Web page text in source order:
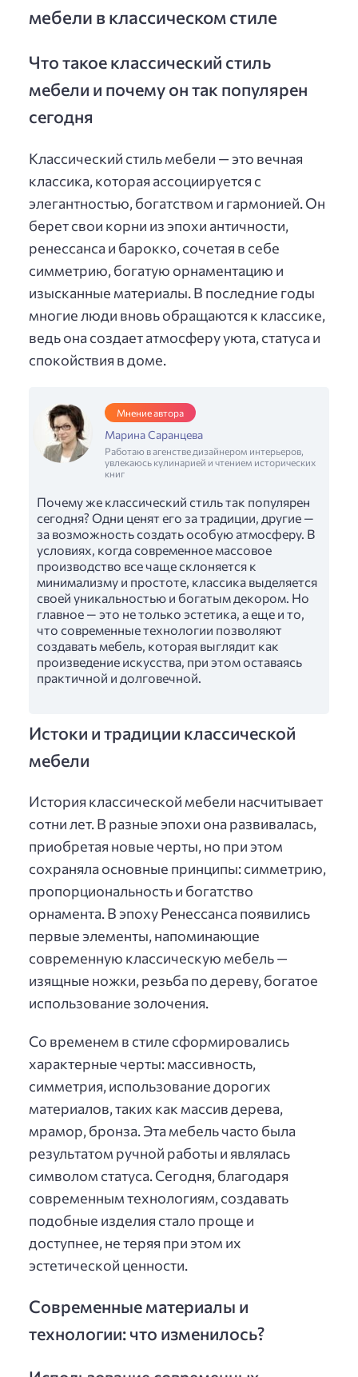
мебели в классическом стиле
Что такое классический стиль
мебели и почему он так популярен
сегодня
Классический стиль мебели — это вечная
классика, которая ассоциируется с
элегантностью, богатством и гармонией. Он
берет свои корни из эпохи античности,
ренессанса и барокко, сочетая в себе
симметрию, богатую орнаментацию и
изысканные материалы. В последние годы
многие люди вновь обращаются к классике,
ведь она создает атмосферу уюта, статуса и
спокойствия в доме.
Мнение автора
Марина Саранцева
Работаю в агенстве дизайнером интерьеров,
увлекаюсь кулинарией и чтением исторических
книг
Почему же классический стиль так популярен
сегодня? Одни ценят его за традиции, другие —
за возможность создать особую атмосферу. В
условиях, когда современное массовое
производство все чаще склоняется к
минимализму и простоте, классика выделяется
своей уникальностью и богатым декором. Но
главное — это не только эстетика, а еще и то,
что современные технологии позволяют
создавать мебель, которая выглядит как
произведение искусства, при этом оставаясь
практичной и долговечной.
Истоки и традиции классической
мебели
История классической мебели насчитывает
сотни лет. В разные эпохи она развивалась,
приобретая новые черты, но при этом
сохраняла основные принципы: симметрию,
пропорциональность и богатство
орнамента. В эпоху Ренессанса появились
первые элементы, напоминающие
современную классическую мебель —
изящные ножки, резьба по дереву, богатое
использование золочения.
Со временем в стиле сформировались
характерные черты: массивность,
симметрия, использование дорогих
материалов, таких как массив дерева,
мрамор, бронза. Эта мебель часто была
результатом ручной работы и являлась
символом статуса. Сегодня, благодаря
современным технологиям, создавать
подобные изделия стало проще и
доступнее, не теряя при этом их
эстетической ценности.
Современные материалы и
технологии: что изменилось?